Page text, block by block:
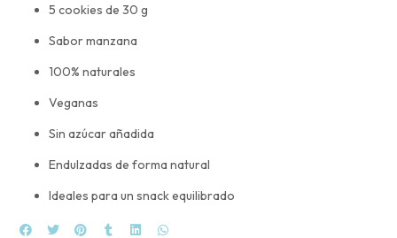
5 cookies de 30 g
Sabor manzana
100% naturales
Veganas
Sin azúcar añadida
Endulzadas de forma natural
Ideales para un snack equilibrado